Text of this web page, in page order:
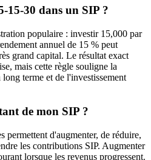
15-30 dans un SIP ?
populaire : investir 15,000 par
annuel de 15 % peut
grand capital. Le résultat exact
mais cette règle souligne la
terme et de l'investissement
de mon SIP ?
permettent d'augmenter, de réduire,
les contributions SIP. Augmenter
lorsque les revenus progressent.